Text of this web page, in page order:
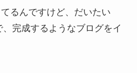
るんですけど、だいたい
完成するようなブログをイ